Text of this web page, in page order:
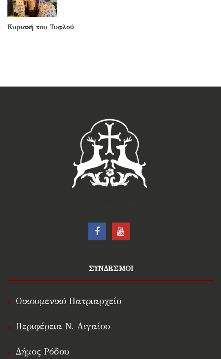
Κυριακή του Τυφλού
ΣΥΝΔΕΣΜΟΙ
Οικουμενικό Πατριαρχείο
Περιφέρεια Ν. Αιγαίου
Δήμος Ρόδου